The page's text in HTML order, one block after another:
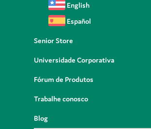
English
Español
Senior Store
Universidade Corporativa
Fórum de Produtos
Trabalhe conosco
Blog